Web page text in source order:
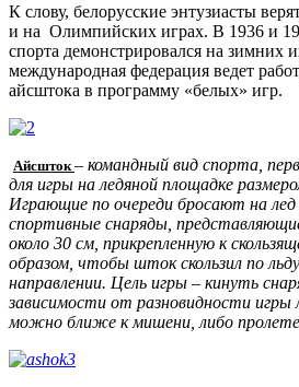
К слову, белорусские энтузиасты
и на Олимпийских играх. В 1936 и
спорта демонстрировался на зимних
международная федерация ведет
айсштока в программу «белых» игр.
Айсшток – командный вид спорта,
для игры на ледяной площадке
Играющие по очереди бросают на
спортивные снаряды,
около 30 см, прикрепленную к
образом, чтобы шток скользил по
направлении. Цель игры – кинуть
зависимости от разновидности игры
можно ближе к мишени, либо